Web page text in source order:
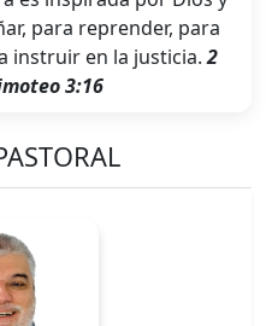
para reprender, para
instruir en la justicia.2
3:16